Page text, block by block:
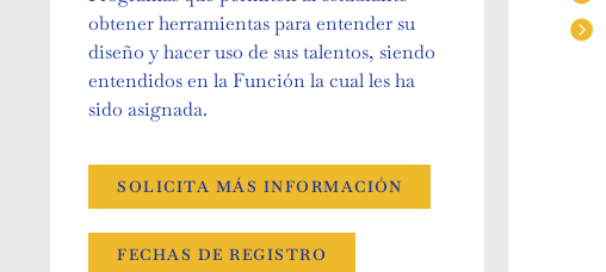
obtener herramientas para entender su
diseño y hacer uso de sus talentos, siendo
entendidos en la Función la cual les ha
sido asignada.
SOLICITA MÁS INFORMACIÓN
FECHAS DE REGISTRO